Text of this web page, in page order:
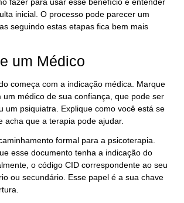
inicial. O processo pode parecer um
seguindo estas etapas fica bem mais
um Médico
começa com a indicação médica. Marque
um médico de sua confiança, que pode ser
um psiquiatra. Explique como você está se
acha que a terapia pode ajudar.
formal para a psicoterapia.
esse documento tenha a indicação do
o código CID correspondente ao seu
ou secundário. Esse papel é a sua chave